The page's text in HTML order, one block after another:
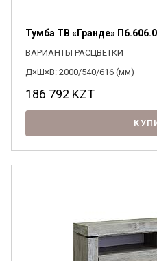
Тумба ТВ «Гранде»
ВАРИАНТЫ РАСЦВЕТКИ
Д×Ш×В: 2000/540/616 (мм)
186 792 KZT